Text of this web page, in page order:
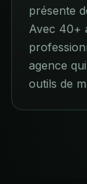
présente
Avec 40+
agence
outils de